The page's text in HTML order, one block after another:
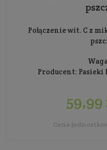
Połączenie wit. C z
Producent: Pasieki
59,99
Cena